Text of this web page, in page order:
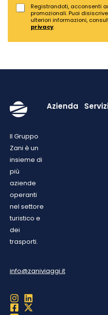
Registrandoti, acconsenti
promozionali. Puoi
ulteriori informazioni,
privacy.
Il Gruppo
Zani è un
insieme di
più
aziende
operanti
nel settore
turistico e
dei
trasporti.
info@zaniviaggi.it
Azienda